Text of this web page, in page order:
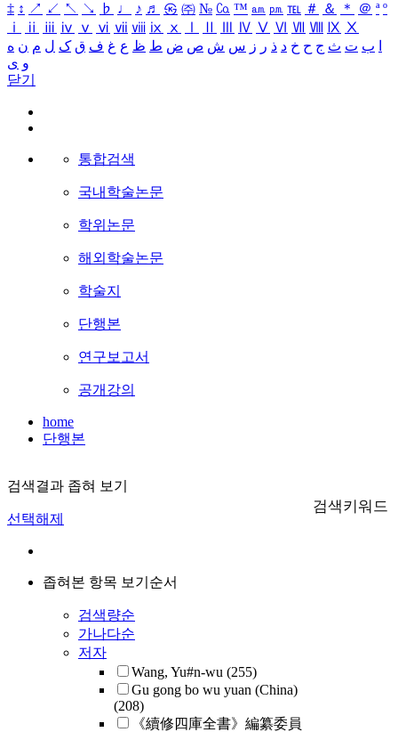
‡ ↕ ↗ ↙ ↖ ↘ ♭ ♩ ♪ ♬ ㉿ ㈜ № ㏇ ™ ㏂ ㏘ ℡ ＃ ＆ ＊ ＠ ª º
ⅰ
ⅱ ⅲ ⅳ ⅴ ⅵ ⅶ ⅷ ⅸ ⅹ Ⅳ Ⅴ Ⅵ Ⅶ Ⅷ Ⅸ Ⅹ
ب ت ث ج ح خ د ذ ر ز س ش ص ض ط ظ ع غ ف ق ک ل م ن ه
و ی
닫기
통합검색
국내학술논문
학위논문
해외학술논문
학술지
단행본
연구보고서
공개강의
home
단행본
검색결과 좁혀 보기
선택해제
좁혀본 항목 보기순서
검색량순
가나다순
저자
Wang, Yu#n-wu (255)
Gu gong bo wu yuan (China)
(208)
《續修四庫全書》編纂委員
검색키워드